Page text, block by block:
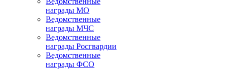
награды МО
Ведомственные
награды МЧС
Ведомственные
награды Росгвардии
Ведомственные
награды ФСО